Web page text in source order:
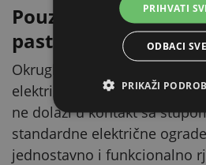
Pouzdano vođenje
pastira
Okrugli izolator služi za
električnog pastira tako da
ne dolazi u kontakt sa
standardne električne
jednostavno i funkcionalno
PRIHVATI
ODBACI SVE
PRIKAŽI